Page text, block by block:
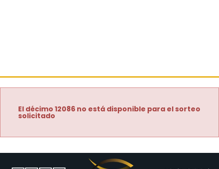
El décimo 12086 no está disponible para el sorteo
solicitado